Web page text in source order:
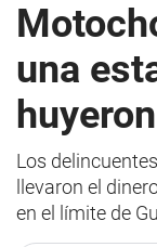
una
Los
llevaron el
en el límite de